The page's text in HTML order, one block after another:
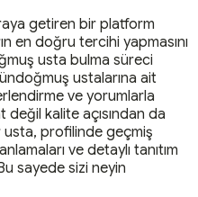
getiren bir platform
en doğru tercihi yapmasını
usta bulma süreci
ustalarına ait
ve yorumlarla
kalite açısından da
usta, profilinde geçmiş
ve detaylı tanıtım
sayede sizi neyin